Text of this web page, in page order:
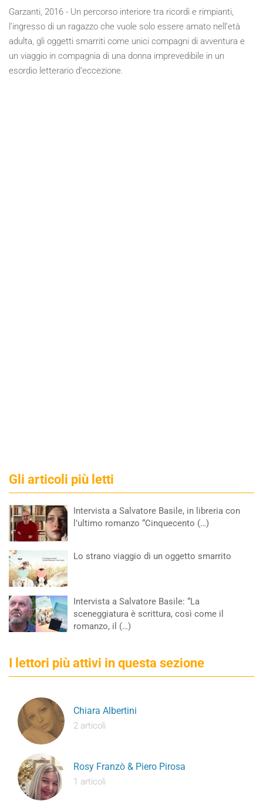
Garzanti, 2016 - Un percorso interiore tra ricordi e rimpianti,
l’ingresso di un ragazzo che vuole solo essere amato nell’età
adulta, gli oggetti smarriti come unici compagni di avventura e
un viaggio in compagnia di una donna imprevedibile in un
esordio letterario d’eccezione.
Gli articoli più letti
Intervista a Salvatore Basile, in libreria con
l’ultimo romanzo “Cinquecento (…)
Lo strano viaggio di un oggetto smarrito
Intervista a Salvatore Basile: “La
sceneggiatura è scrittura, così come il
romanzo, il (…)
I lettori più attivi in questa sezione
Chiara Albertini
2 articoli
Rosy Franzò & Piero Pirosa
1 articoli